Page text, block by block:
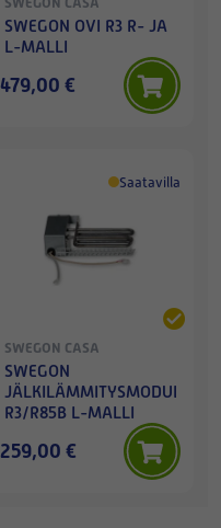
SWEGON OVI R3 R- JA
L-MALLI
479,00 €
Saatavilla
SWEGON CASA
SWEGON
JÄLKILÄMMITYSMODULI
R3/R85B L-MALLI
259,00 €